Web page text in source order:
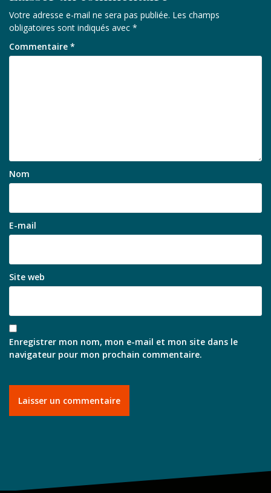
Votre adresse e-mail ne sera pas publiée. Les champs
obligatoires sont indiqués avec *
Commentaire *
Nom
E-mail
Site web
Enregistrer mon nom, mon e-mail et mon site dans le
navigateur pour mon prochain commentaire.